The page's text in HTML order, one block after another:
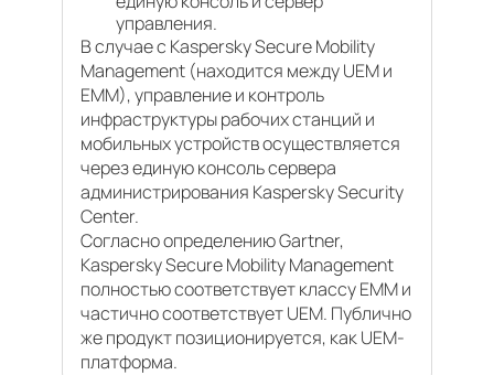
управления.
В случае с Kaspersky Secure Mobility
Management (находится между UEM и
EMM), управление и контроль
инфраструктуры рабочих станций и
мобильных устройств осуществляется
через единую консоль сервера
администрирования Kaspersky Security
Center.
Согласно определению Gartner,
Kaspersky Secure Mobility Management
полностью соответствует классу EMM и
частично соответствует UEM. Публично
же продукт позиционируется, как UEM-
платформа.